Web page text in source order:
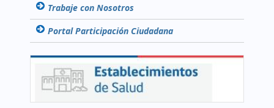
Trabaje con Nosotros
Portal Participación Ciudadana